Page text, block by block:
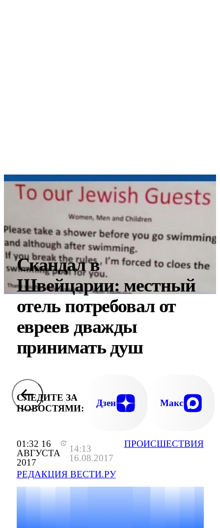
01:32 16
АВГУСТА
2017
14:13
16.08.2017
РЕДАКЦИЯ ВЕСТИ.РУ
ПРОИСШЕСТВИЯ
Скандал в
Швейцарии: местный
отель потребовал от
евреев дважды
принимать душ
СЛЕДИТЕ ЗА
НОВОСТЯМИ:
Дзен Макс